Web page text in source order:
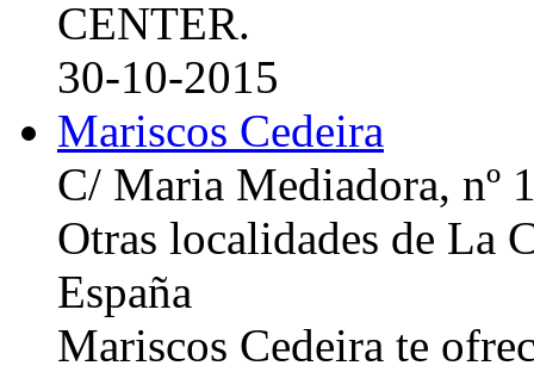
CENTER.
30-10-2015
Mariscos Cedeira
C/ Maria Mediadora, nº
Otras localidades de La
España
Mariscos Cedeira te